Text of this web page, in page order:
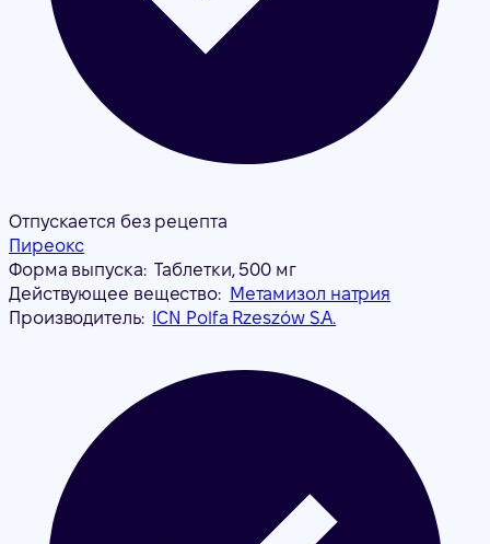
Отпускается без рецепта
Пиреокс
Форма выпуска: Таблетки, 500 мг
Действующее вещество: Метамизол натрия
Производитель:
ICN Polfa Rzeszów S.A.